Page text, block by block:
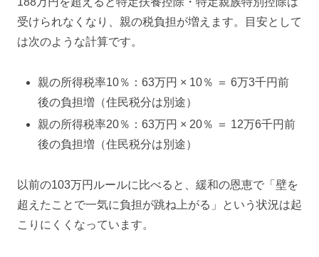
受けられなくなり、親の税負担が増えます。目安として
は次のような計算です。
親の所得税率10％：63万円 × 10％ ＝ 6万3千円前
後の負担増（住民税分は別途）
親の所得税率20％：63万円 × 20％ ＝ 12万6千円前
後の負担増（住民税分は別途）
以前の103万円ルールに比べると、緩和の恩恵で「壁を
超えたことで一気に負担が跳ね上がる」という状況は起
こりにくくなっています。